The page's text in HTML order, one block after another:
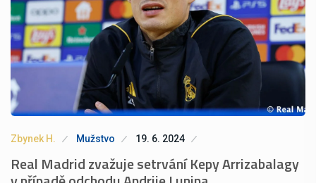
Zbynek H. Mužstvo 19. 6. 2024
Real Madrid zvažuje setrvání Kepy Arrizabalagy